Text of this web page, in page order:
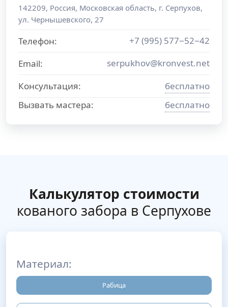
142209, Россия, Московская область, г. Серпухов,
ул. Чернышевского, 27
Телефон:
+7 (995) 577−52−42
Email:
serpukhov@kronvest.net
Консультация:
бесплатно
Вызвать мастера:
бесплатно
Калькулятор стоимости
кованого забора в Серпухове
Материал:
Рабица